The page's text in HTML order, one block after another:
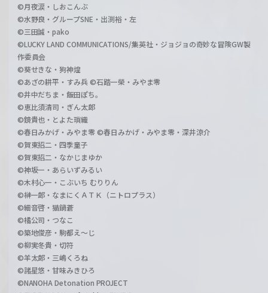
©月夜涙・しおこんぶ
©水野良・グループSNE・出渕裕・左
©三田誠・pako
©LUCKY LAND COMMUNICATIONS/集英社・ジョジョの奇妙な冒険GW製
作委員会
©葵せきな・狗神煌
©あざの耕平・すみ兵 ©石踏一榮・みやま零
©井中だちま・飯田ぽち。
©恵比須清司・ぎん太郎
©鏡貴也・とよた瑣織
©春日みかげ・みやま零 ©春日みかげ・みやま零・深井涼介
©賀東招二・四季童子
©賀東招二・なかじまゆか
©神坂一・あらいずみるい
©木村心一・こぶいち むりりん
©榊一郎・なまにくＡＴＫ（ニトロプラス）
©細音啓・猫鍋蒼
©橘公司・つなこ
©築地俊彦・駒都え～じ
©柳実冬貴・切符
©羊太郎・三嶋くろね
©諸星悠・甘味みきひろ
©NANOHA Detonation PROJECT